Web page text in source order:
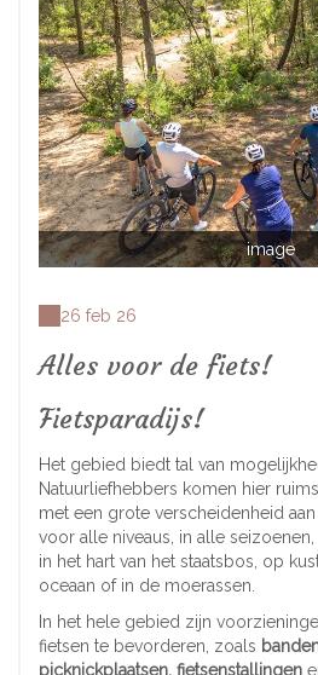
image
26 feb 26
Alles voor de fiets!
Fietsparadijs!
Het gebied biedt tal van
Natuurliefhebbers komen hier
met een grote verscheidenheid
voor alle niveaus, in alle
in het hart van het staatsbos, op
oceaan of in de moerassen.
In het hele gebied zijn
fietsen te bevorderen, zoals
picknickplaatsen, fietsenstallingen